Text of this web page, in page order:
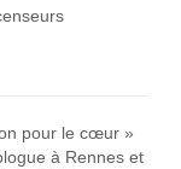
pour le cœur »
à Rennes et